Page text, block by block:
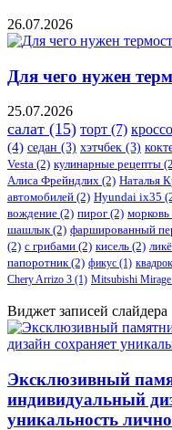
26.07.2026
Для чего нужен
25.07.2026
салат (15) торт (7)
(4) седан (3) хэтчбек (3)
Vesta (2) кулинарные рецепты
Алиса Фрейндлих (2) Наталья
автомобилей (2) ​Hyundai ix35
вождение (2) пирог (2) морковь
шашлык(2) фаршированный
(2) с грибами (2) кисель (2)
папоротник(2) фикус (1)
Chery Arrizo 3 (1) Mitsubishi Mirage
Виджет записей слайдера
Эксклюзивный
индивидуальный
уникальность